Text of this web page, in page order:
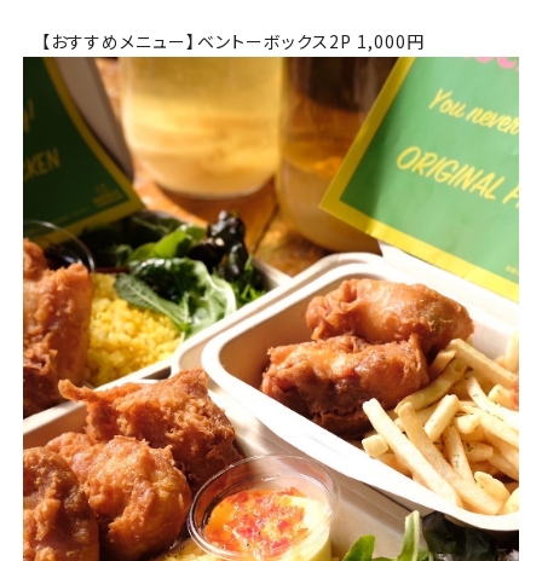
【おすすめメニュー】ベントーボックス2P 1,000円